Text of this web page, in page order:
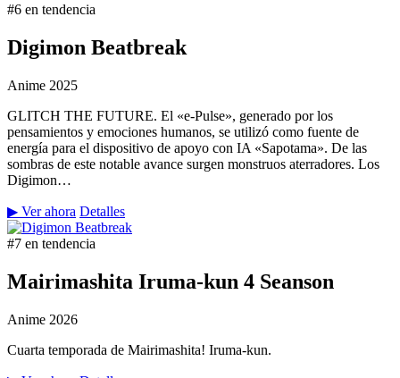
#6 en tendencia
Digimon Beatbreak
Anime 2025
GLITCH THE FUTURE. El «e-Pulse», generado por los
pensamientos y emociones humanos, se utilizó como fuente de
energía para el dispositivo de apoyo con IA «Sapotama». De las
sombras de este notable avance surgen monstruos aterradores. Los
Digimon…
▶ Ver ahora Detalles
#7 en tendencia
Mairimashita Iruma-kun 4 Seanson
Anime 2026
Cuarta temporada de Mairimashita! Iruma-kun.